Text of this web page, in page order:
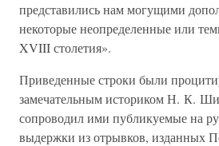
представились нам могущими
некоторые неопределенные или
XVIII столетия».
Приведенные строки были
замечательным историком Н. К.
сопроводил ими публикуемые на
выдержки из отрывков, изданных